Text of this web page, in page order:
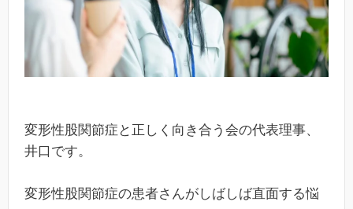
変形性股関節症と正しく向き合う会の代表理事、
井口です。
変形性股関節症の患者さんがしばしば直面する悩